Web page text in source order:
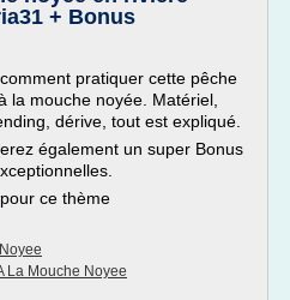
+ Bonus
pratiquer cette pêche
la mouche noyée. Matériel,
dérive, tout est expliqué.
également un super Bonus
ce thème
La Mouche Noyee